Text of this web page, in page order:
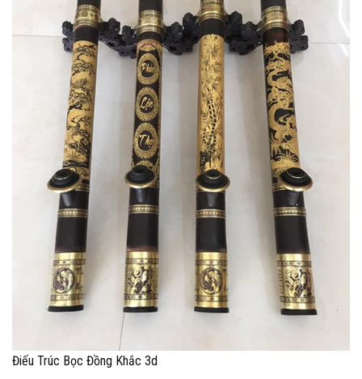
Điếu Trúc Bọc Đồng Khắc 3d